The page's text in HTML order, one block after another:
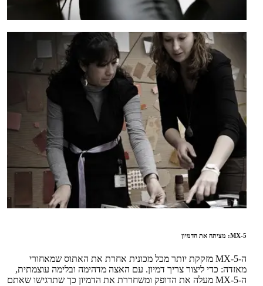
MX-5: מציתה את הדמיון
ה-MX-5 מזקקת יותר מכל מכונית אחרת את האתוס שמאחורי
מאזדה: כדי ליצור צריך דמיון. עם האצה מדהימה ובלימה עוצמתית,
ה-MX-5 מעלה את הדופק ומשחררת את הדמיון כך שתרגישו שאתם